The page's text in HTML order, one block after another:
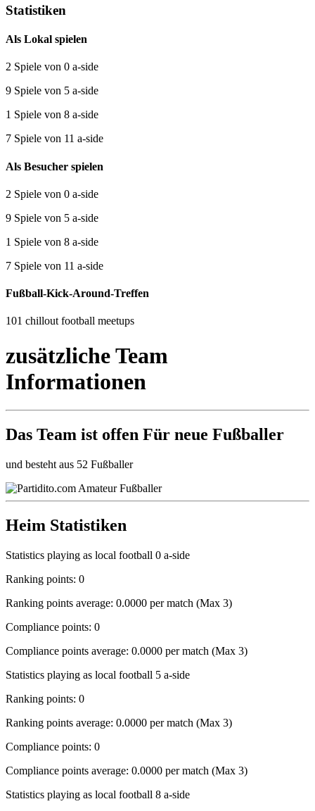
Statistiken
Als Lokal spielen
2 Spiele von 0 a-side
9 Spiele von 5 a-side
1 Spiele von 8 a-side
7 Spiele von 11 a-side
Als Besucher spielen
2 Spiele von 0 a-side
9 Spiele von 5 a-side
1 Spiele von 8 a-side
7 Spiele von 11 a-side
Fußball-Kick-Around-Treffen
101 chillout football meetups
zusätzliche Team
Informationen
Das Team ist offen Für neue Fußballer
und besteht aus 52 Fußballer
Heim Statistiken
Statistics playing as local football 0 a-side
Ranking points: 0
Ranking points average: 0.0000 per match (Max 3)
Compliance points: 0
Compliance points average: 0.0000 per match (Max 3)
Statistics playing as local football 5 a-side
Ranking points: 0
Ranking points average: 0.0000 per match (Max 3)
Compliance points: 0
Compliance points average: 0.0000 per match (Max 3)
Statistics playing as local football 8 a-side